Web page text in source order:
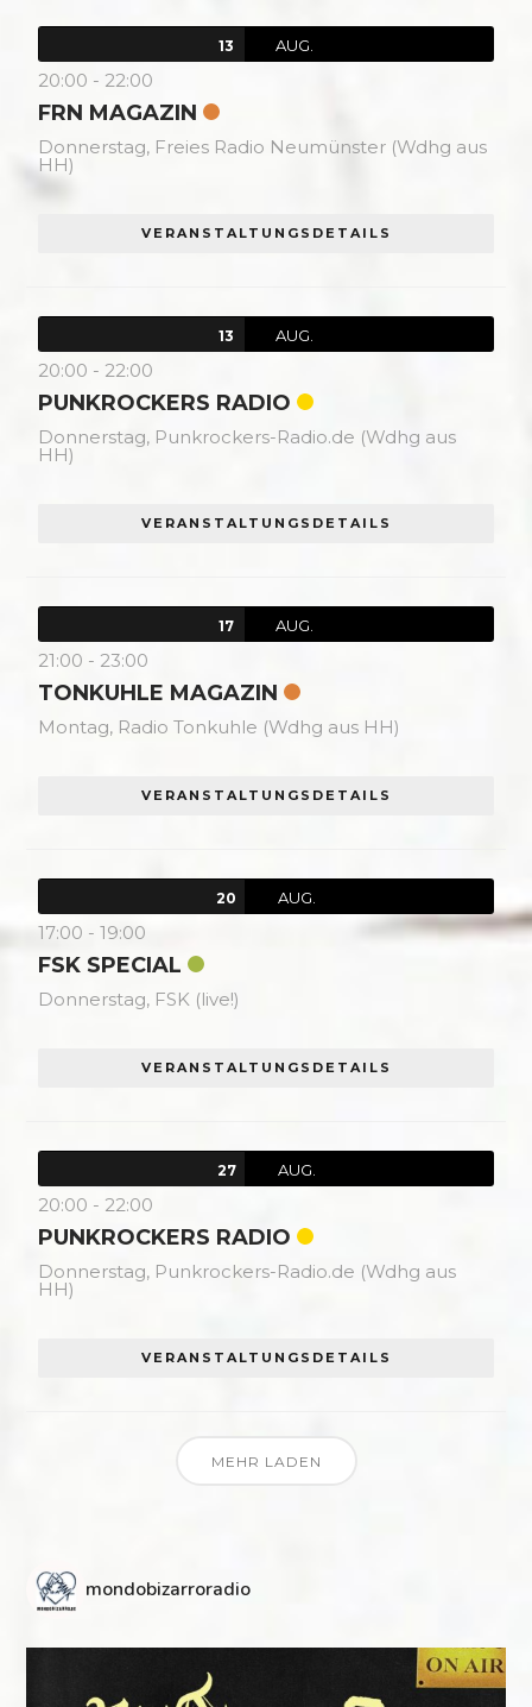
13 AUG.
20:00 - 22:00
FRN MAGAZIN
Donnerstag, Freies Radio Neumünster (Wdhg aus
HH)
VERANSTALTUNGSDETAILS
13 AUG.
20:00 - 22:00
PUNKROCKERS RADIO
Donnerstag, Punkrockers-Radio.de (Wdhg aus
HH)
VERANSTALTUNGSDETAILS
17 AUG.
21:00 - 23:00
TONKUHLE MAGAZIN
Montag, Radio Tonkuhle (Wdhg aus HH)
VERANSTALTUNGSDETAILS
20 AUG.
17:00 -19:00
FSK SPECIAL
Donnerstag, FSK (live!)
VERANSTALTUNGSDETAILS
27 AUG.
20:00 - 22:00
PUNKROCKERS RADIO
Donnerstag, Punkrockers-Radio.de (Wdhg aus
HH)
VERANSTALTUNGSDETAILS
MEHR LADEN
mondobizarroradio